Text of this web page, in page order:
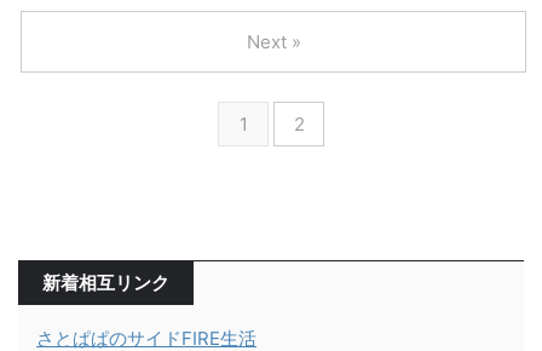
1 2
Next »
新着相互リンク
さとぱぱのサイドFIRE生活